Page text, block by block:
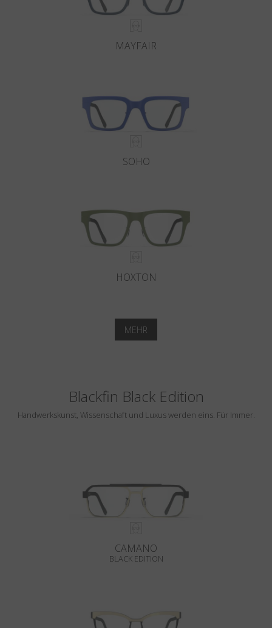
MAYFAIR
SOHO
HOXTON
MEHR
Blackfin Black Edition
Handwerkskunst, Wissenschaft und Luxus werden eins. Für Immer.
CAMANO
BLACK EDITION